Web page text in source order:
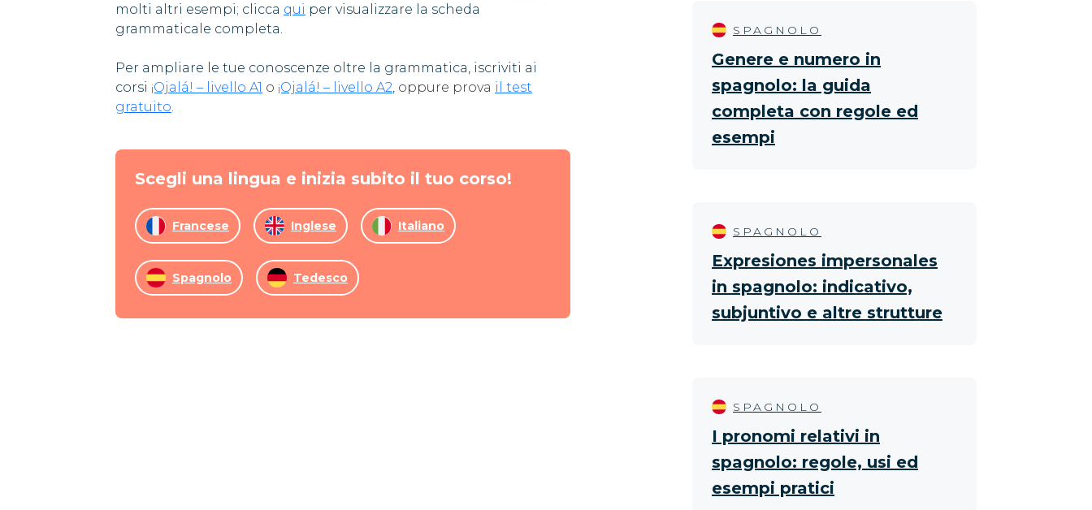
molti altri esempi; clicca qui per visualizzare la scheda
grammaticale completa.
Per ampliare le tue conoscenze oltre la grammatica, iscriviti ai
corsi ¡Ojalá! – livello A1 o ¡Ojalá! – livello A2, oppure prova il test
gratuito.
Scegli una lingua e inizia subito il tuo corso!
Francese Inglese Italiano
Spagnolo Tedesco
SPAGNOLO
Genere e numero in
spagnolo: la guida
completa con regole ed
esempi
SPAGNOLO
Expresiones impersonales
in spagnolo: indicativo,
subjuntivo e altre strutture
SPAGNOLO
I pronomi relativi in
spagnolo: regole, usi ed
esempi pratici